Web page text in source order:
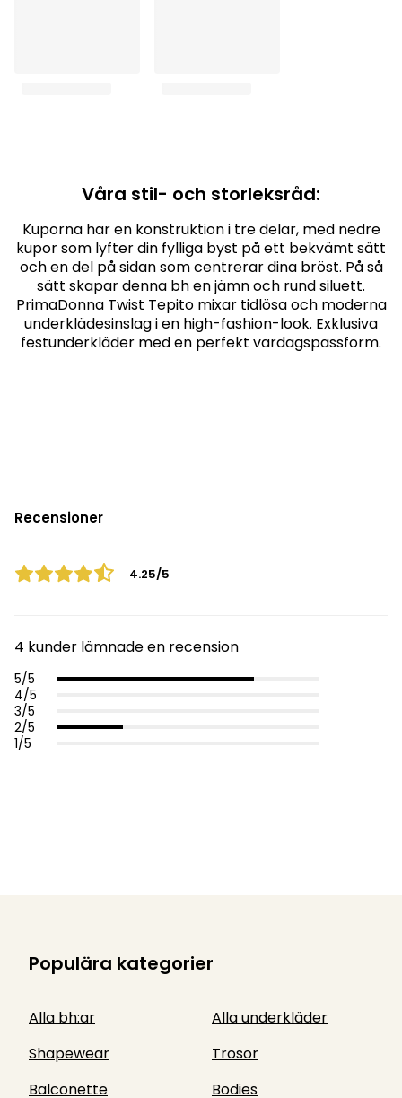
Våra stil- och storleksråd:
Kuporna har en konstruktion i tre delar, med nedre
kupor som lyfter din fylliga byst på ett bekvämt sätt
och en del på sidan som centrerar dina bröst. På så
sätt skapar denna bh en jämn och rund siluett.
PrimaDonna Twist Tepito mixar tidlösa och moderna
underklädesinslag i en high-fashion-look. Exklusiva
festunderkläder med en perfekt vardagspassform.
Recensioner
4.25/5
4 kunder lämnade en recension
5/5
4/5
3/5
2/5
1/5
Populära kategorier
Alla bh:ar
Alla underkläder
Shapewear
Trosor
Balconette
Bodies